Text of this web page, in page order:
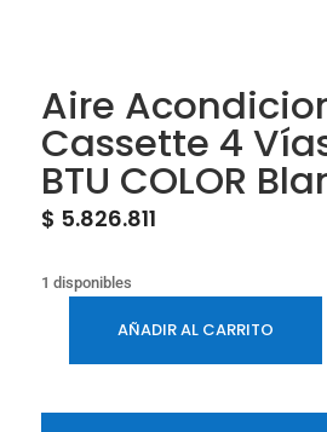
Aire
Cassette 4
BTU COLOR
$ 5.826.811
1 disponibles
Acondicionado
AÑADIR AL CARRITO